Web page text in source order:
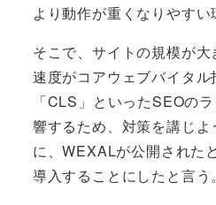
より動作が重くなりやすい
そこで、サイトの規模が
速度がコアウェブバイタル
「CLS」といったSEOの
響するため、対策を講じ
に、WEXALが公開された
導入することにしたと言う。